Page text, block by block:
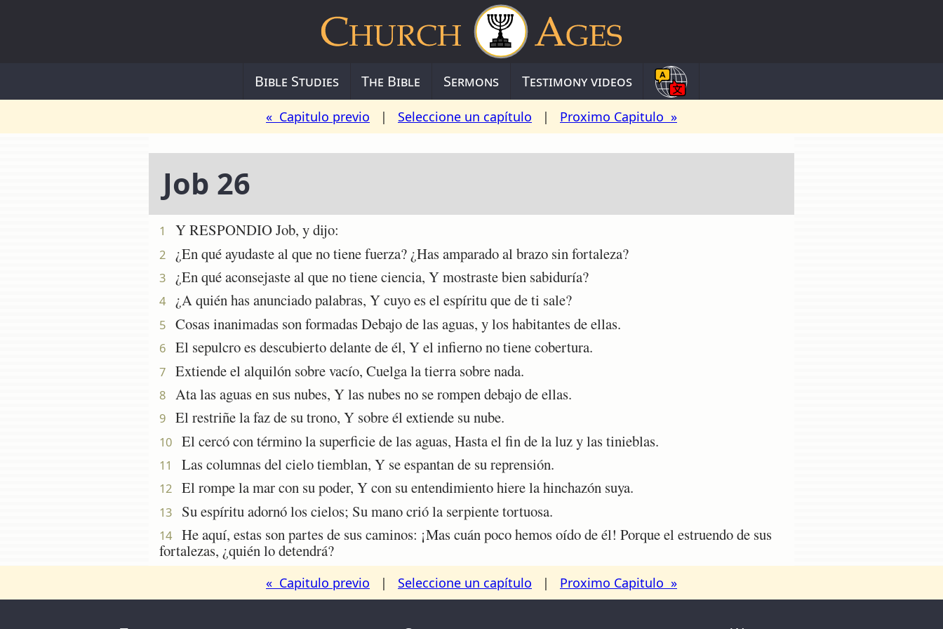
Bible Studies The Bible Sermons Testimony videos
« Capitulo previo | Seleccione un capítulo | Proximo Capitulo »
Job 26
1 Y RESPONDIO Job, y dijo:
2 ¿En qué ayudaste al que no tiene fuerza? ¿Has amparado al brazo sin fortaleza?
3 ¿En qué aconsejaste al que no tiene ciencia, Y mostraste bien sabiduría?
4 ¿A quién has anunciado palabras, Y cuyo es el espíritu que de ti sale?
5 Cosas inanimadas son formadas Debajo de las aguas, y los habitantes de ellas.
6 El sepulcro es descubierto delante de él, Y el infierno no tiene cobertura.
7 Extiende el alquilón sobre vacío, Cuelga la tierra sobre nada.
8 Ata las aguas en sus nubes, Y las nubes no se rompen debajo de ellas.
9 El restriñe la faz de su trono, Y sobre él extiende su nube.
10 El cercó con término la superficie de las aguas, Hasta el fin de la luz y las tinieblas.
11 Las columnas del cielo tiemblan, Y se espantan de su reprensión.
12 El rompe la mar con su poder, Y con su entendimiento hiere la hinchazón suya.
13 Su espíritu adornó los cielos; Su mano crió la serpiente tortuosa.
14
He aquí, estas son partes de sus caminos: ¡Mas cuán poco hemos oído de él! Porque el estruendo de sus
fortalezas, ¿quién lo detendrá?
« Capitulo previo | Seleccione un capítulo | Proximo Capitulo »